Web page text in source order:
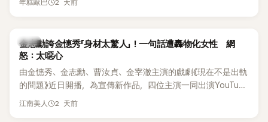
藝圈。據悉，她當年能加入 S#arp，也與 李尚敏 的賞識有關。
感情方面，李智惠於 2017 年與圈外男友結婚，婚後育有兩個
目，她經營的 YouTube 頻道也即將突破百萬訂閱，近年內容深
受網友喜愛，再度迎來事業第二春。
年糕歐巴 2 天前
韓星
金志勳誇金憓秀「身材太驚人」！一句話遭轟物化女性 網
怒：太噁心
由金憓秀、金志勳、曹汝貞、金宰澈主演的戲劇《現在不是出軌
的問題》近日開播，為宣傳新作品，四位主演一同出演YouTube
節目，不料訪談中的一段發言卻意外掀起爭議。不少網友認
江南美人 2 天前